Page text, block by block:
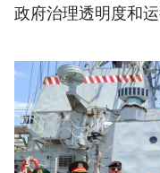
政府治理透明度和运